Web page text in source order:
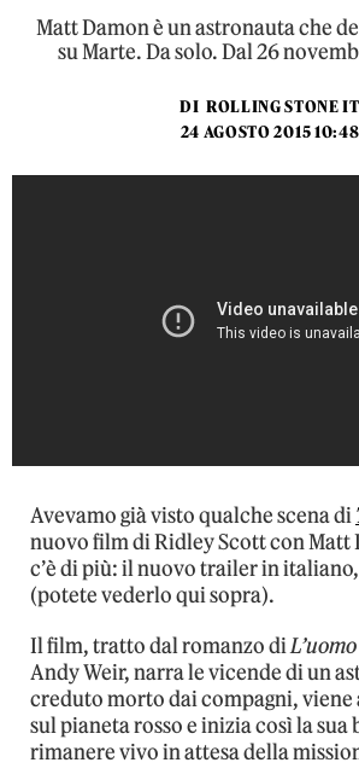
Matt Damon è un astronauta che
su Marte. Da solo. Dal 26
DI ROLLING STONE IT
24 AGOSTO 2015 10:48
Avevamo già visto qualche scena di
nuovo film di Ridley Scott con Matt
c’è di più: il nuovo trailer in
(potete vederlo qui sopra).
Il film, tratto dal romanzo di
Andy Weir, narra le vicende di un
creduto morto dai compagni, viene
sul pianeta rosso e inizia così la sua
rimanere vivo in attesa della